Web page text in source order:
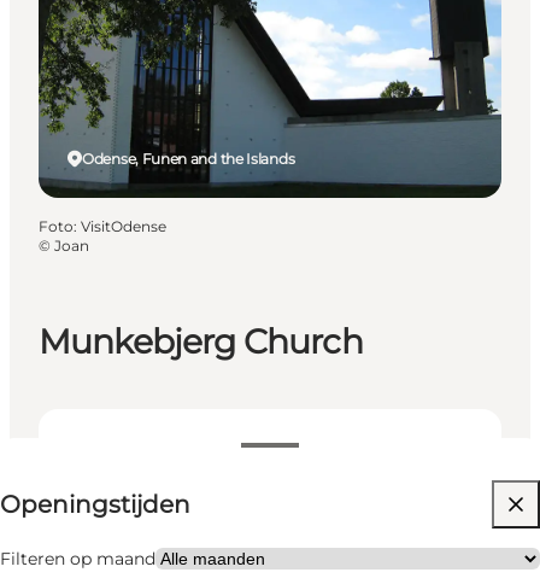
Accommodaties
Plan je reis
Munkebjerg Church
Openingstijden bekijken
Openingstijden
Filteren op maand
Gratis
Website bezoeken
Odense, Funen and the Islands
Foto: VisitOdense
© Joan